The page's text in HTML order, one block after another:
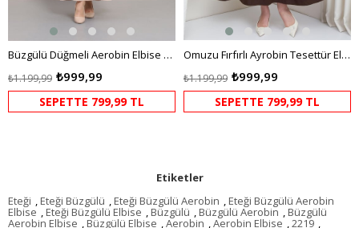
Büzgülü Düğmeli Aerobin Elbise Krem
₺999,99
₺1.199,99
SEPETTE 799,99 TL
Omuzu Fırfırlı Ayrobin Tesettür Elbise Kahverengi HM2062
₺999,99
₺1.199,99
SEPETTE 799,99 TL
Etiketler
Eteği
Eteği Büzgülü Eteği Büzgülü Aerobin Eteği Büzgülü Aerobin
Elbise Eteği Büzgülü Elbise Büzgülü Büzgülü Aerobin Büzgülü
Aerobin Elbise Büzgülü Elbise Aerobin Aerobin Elbise 2219